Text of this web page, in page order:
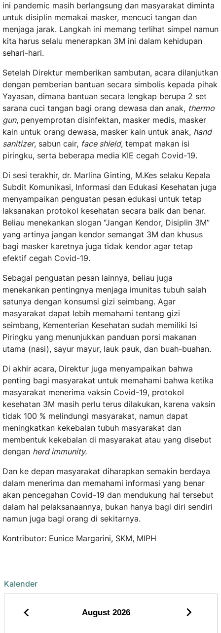
ini pandemic masih berlangsung dan masyarakat diminta
untuk disiplin memakai masker, mencuci tangan dan
menjaga jarak. Langkah ini memang terlihat simpel namun
kita harus selalu menerapkan 3M ini dalam kehidupan
sehari-hari.
Setelah Direktur memberikan sambutan, acara dilanjutkan
dengan pemberian bantuan secara simbolis kepada pihak
Yayasan, dimana bantuan secara lengkap berupa 2 set
sarana cuci tangan bagi orang dewasa dan anak, thermo
gun, penyemprotan disinfektan, masker medis, masker
kain untuk orang dewasa, masker kain untuk anak, hand
sanitizer, sabun cair, face shield, tempat makan isi
piringku, serta beberapa media KIE cegah Covid-19.
Di sesi terakhir, dr. Marlina Ginting, M.Kes selaku Kepala
Subdit Komunikasi, Informasi dan Edukasi Kesehatan juga
menyampaikan penguatan pesan edukasi untuk tetap
laksanakan protokol kesehatan secara baik dan benar.
Beliau menekankan slogan “Jangan Kendor, Disiplin 3M”
yang artinya jangan kendor semangat 3M dan khusus
bagi masker karetnya juga tidak kendor agar tetap
efektif cegah Covid-19.
Sebagai penguatan pesan lainnya, beliau juga
menekankan pentingnya menjaga imunitas tubuh salah
satunya dengan konsumsi gizi seimbang. Agar
masyarakat dapat lebih memahami tentang gizi
seimbang, Kementerian Kesehatan sudah memiliki Isi
Piringku yang menunjukkan panduan porsi makanan
utama (nasi), sayur mayur, lauk pauk, dan buah-buahan.
Di akhir acara, Direktur juga menyampaikan bahwa
penting bagi masyarakat untuk memahami bahwa ketika
masyarakat menerima vaksin Covid-19, protokol
kesehatan 3M masih perlu terus dilakukan, karena vaksin
tidak 100 % melindungi masyarakat, namun dapat
meningkatkan kekebalan tubuh masyarakat dan
membentuk kekebalan di masyarakat atau yang disebut
dengan herd immunity.
Dan ke depan masyarakat diharapkan semakin berdaya
dalam menerima dan memahami informasi yang benar
akan pencegahan Covid-19 dan mendukung hal tersebut
dalam hal pelaksanaannya, bukan hanya bagi diri sendiri
namun juga bagi orang di sekitarnya.
Kontributor: Eunice Margarini, SKM, MIPH
Kalender
August 2026